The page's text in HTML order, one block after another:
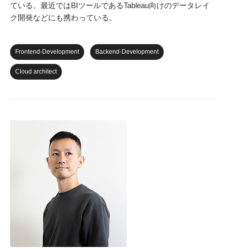
ている。最近ではBIツールであるTableau向けのデータレイ
ク開発などにも携わっている。
Frontend-Development Backend-Development
Cloud architect